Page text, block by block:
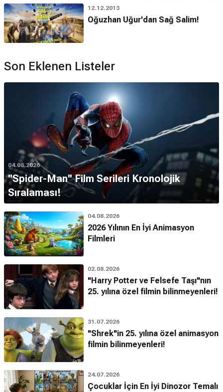
12.12.2013
Oğuzhan Uğur'dan Sağ Salim!
Son Eklenen Listeler
04.08.2026
''Spider-Man'' Film Serileri Kronolojik
Sıralaması!
04.08.2026
2026 Yılının En İyi Animasyon
Filmleri
02.08.2026
"Harry Potter ve Felsefe Taşı"nın
25. yılına özel filmin bilinmeyenleri!
31.07.2026
"Shrek"in 25. yılına özel animasyon
filmin bilinmeyenleri!
24.07.2026
Çocuklar İçin En İyi Dinozor Temalı